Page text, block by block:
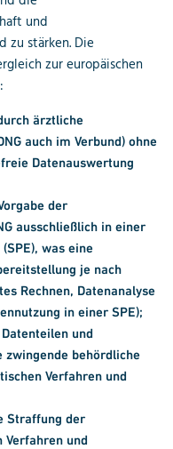
und
zu stärken. Die
zur europäischen
ärztliche
auch im Verbund) ohne
Datenauswertung
der
ausschließlich in einer
was eine
je nach
Rechnen, Datenanalyse
in einer SPE);
und
zwingende behördliche
Verfahren und
Straffung der
Verfahren und